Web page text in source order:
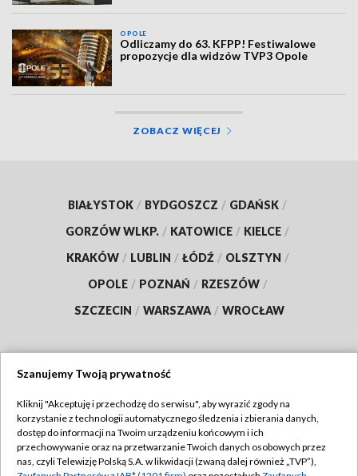
OPOLE
Odliczamy do 63. KFPP! Festiwalowe
propozycje dla widzów TVP3 Opole
ZOBACZ WIĘCEJ
BIAŁYSTOK / BYDGOSZCZ / GDAŃSK /
GORZÓW WLKP. / KATOWICE / KIELCE /
KRAKÓW / LUBLIN / ŁÓDŹ / OLSZTYN /
OPOLE / POZNAŃ / RZESZÓW /
SZCZECIN / WARSZAWA / WROCŁAW
TVP
Abonament TVP
Regulamin TVP
Szanujemy Twoją prywatność
Kliknij "Akceptuję i przechodzę do serwisu", aby wyrazić zgody na
korzystanie z technologii automatycznego śledzenia i zbierania danych,
dostęp do informacji na Twoim urządzeniu końcowym i ich
przechowywanie oraz na przetwarzanie Twoich danych osobowych przez
nas, czyli Telewizję Polską S.A. w likwidacji (zwaną dalej również „TVP”),